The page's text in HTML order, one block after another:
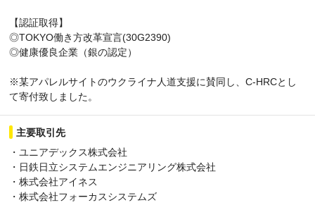
【認証取得】
◎TOKYO働き方改革宣言(30G2390)
◎健康優良企業（銀の認定）
※某アパレルサイトのウクライナ人道支援に賛同し、C-HRCとし
て寄付致しました。
主要取引先
・ユニアデックス株式会社
・日鉄日立システムエンジニアリング株式会社
・株式会社アイネス
・株式会社フォーカスシステムズ